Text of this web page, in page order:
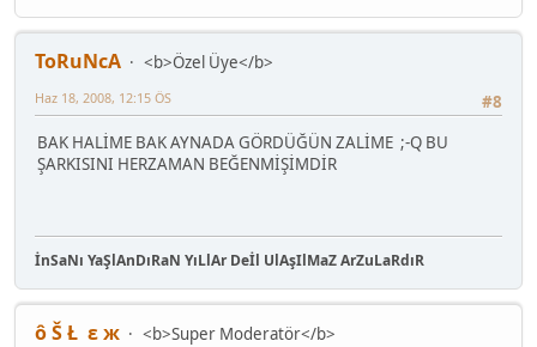
ToRuNcA
<b>Özel Üye</b>
#8
Haz 18, 2008, 12:15 ÖS
BAK HALİME BAK AYNADA GÖRDÜĞÜN ZALİME ;-Q BU
ŞARKISINI HERZAMAN BEĞENMİŞİMDİR
İnSaNı YaŞlAnDıRaN YıLlAr Deİl UlAşIlMaZ ArZuLaRdıR
ô Š Ł ε ж
<b>Super Moderatör</b>